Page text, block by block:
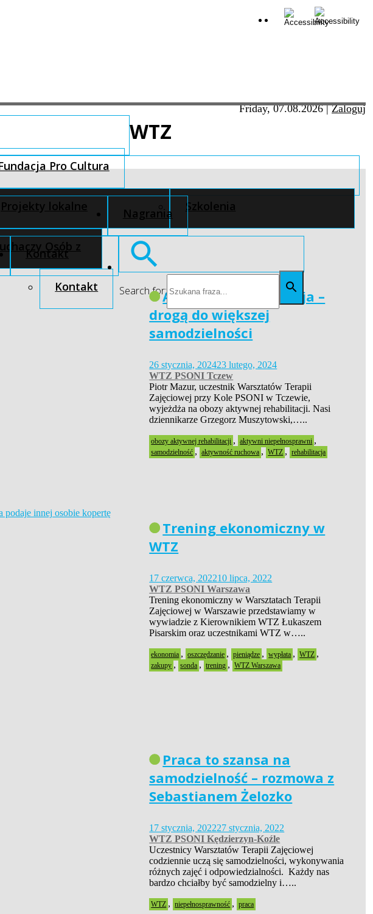
Friday, 07.08.2026|Zaloguj
Pro Cultura
Projekty lokalne Szkolenia
Osób z
Nagrania
Kontakt
Kontakt Search for:
WTZ
Aktywna rehabilitacja –
drogą do większej
samodzielności
26 stycznia, 202423 lutego, 2024
WTZ PSONI Tczew
Piotr Mazur, uczestnik Warsztatów Terapii
Zajęciowej przy Kole PSONI w Tczewie,
wyjeżdża na obozy aktywnej rehabilitacji. Nasi
dziennikarze Grzegorz Muszytowski,…..
obozy aktywnej rehabilitacji , aktywni niepełnosprawni ,
samodzielność , aktywność ruchowa , WTZ , rehabilitacja
Trening ekonomiczny w
WTZ
17 czerwca, 202210 lipca, 2022
WTZ PSONI Warszawa
Trening ekonomiczny w Warsztatach Terapii
Zajęciowej w Warszawie przedstawiamy w
wywiadzie z Kierownikiem WTZ Łukaszem
Pisarskim oraz uczestnikami WTZ w…..
ekonomia , oszczędzanie , pieniądze , wypłata , WTZ ,
zakupy , sonda , trening , WTZ Warszawa
Praca to szansa na
samodzielność – rozmowa z
Sebastianem Żelozko
17 stycznia, 202227 stycznia, 2022
WTZ PSONI Kędzierzyn-Koźle
Uczestnicy Warsztatów Terapii Zajęciowej
codziennie uczą się samodzielności, wykonywania
różnych zajęć i odpowiedzialności. Każdy nas
bardzo chciałby być samodzielny i…..
WTZ , niepełnosprawność , praca